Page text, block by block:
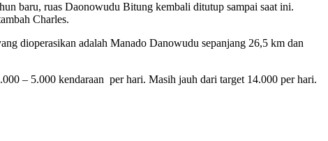
baru, ruas Daonowudu Bitung kembali ditutup sampai saat ini.
Charles.
dioperasikan adalah Manado Danowudu sepanjang 26,5 km dan
– 5.000 kendaraan per hari. Masih jauh dari target 14.000 per hari.